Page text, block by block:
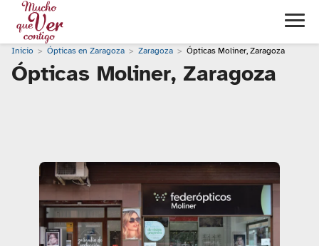
Inicio Ópticas en Zaragoza Zaragoza Ópticas Moliner, Zaragoza
Ópticas Moliner, Zaragoza